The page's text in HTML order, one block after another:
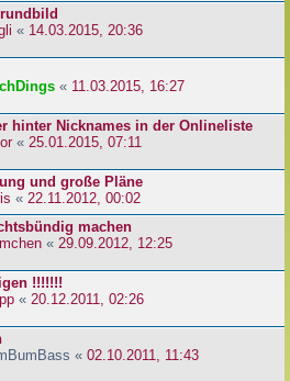
« 14.03.2015, 20:36
« 11.03.2015, 16:27
hinter Nicknames in der Onlineliste
« 25.01.2015, 07:11
und große Pläne
« 22.11.2012, 00:02
machen
« 29.09.2012, 12:25
!!!!!!!
« 20.12.2011, 02:26
« 02.10.2011, 11:43